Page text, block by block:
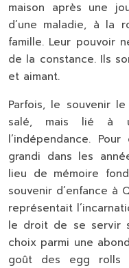
maison après une
d’une maladie, à la
famille. Leur pouvoir
de la constance. Ils
et aimant.
Parfois, le souvenir
salé, mais lié à
l’indépendance.
grandi dans les
lieu de mémoire
souvenir d’enfance à
représentait
le droit de se servir
choix parmi une
goût des egg rolls